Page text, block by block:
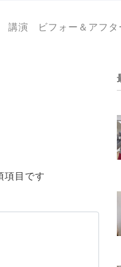
講演 ビフォー＆アフタ
項目です